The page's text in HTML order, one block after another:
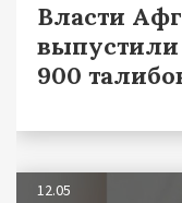
Власти
900
12.05